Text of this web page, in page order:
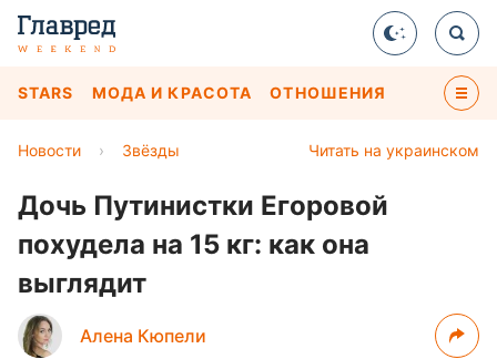
STARS МОДА И КРАСОТА ОТНОШЕНИЯ
Читать на украинском
Новости › Звёзды
Дочь Путинистки Егоровой
похудела на 15 кг: как она
выглядит
Алена Кюпели